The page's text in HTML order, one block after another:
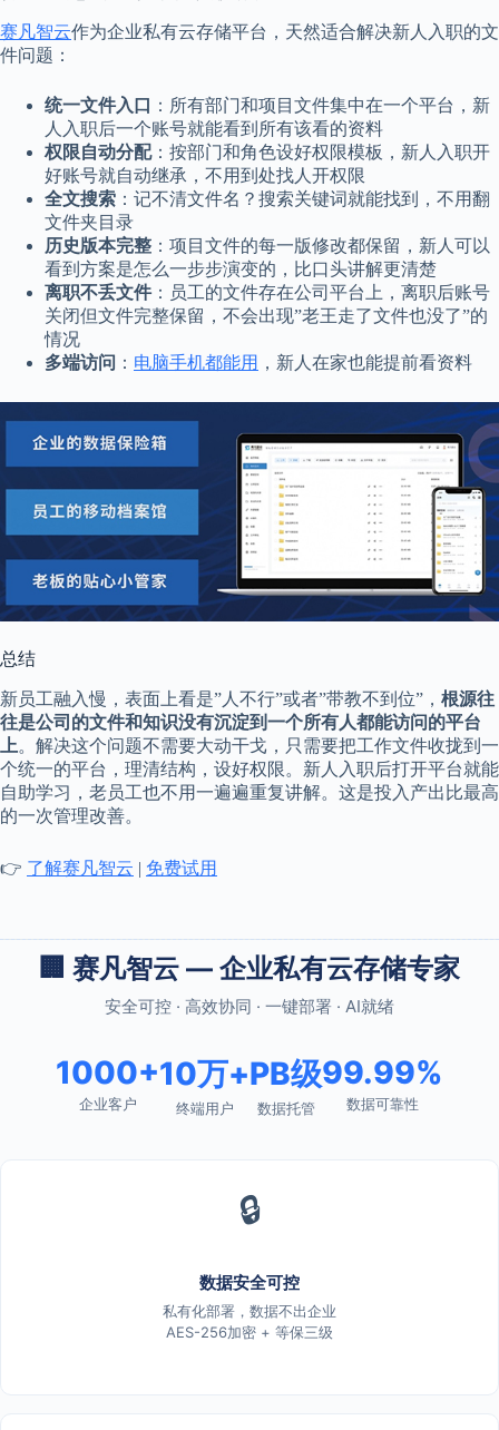
赛凡智云作为企业私有云存储平台，天然适合解决新人入职的文
件问题：
统一文件入口
：所有部门和项目文件集中在一个平台，新
人入职后一个账号就能看到所有该看的资料
权限自动分配：按部门和角色设好权限模板，新人入职开
好账号就自动继承，不用到处找人开权限
全文搜索 ：记不清文件名？搜索关键词就能找到，不用翻
文件夹目录
历史版本完整 ：项目文件的每一版修改都保留，新人可以
看到方案是怎么一步步演变的，比口头讲解更清楚
离职不丢文件：员工的文件存在公司平台上，离职后账号
关闭但文件完整保留，不会出现”老王走了文件也没了”的
情况
多端访问 ： 电脑手机都能用 ，新人在家也能提前看资料
总结
新员工融入慢，表面上看是”人不行”或者”带教不到位”， 根源往
往是公司的文件和知识没有沉淀到一个所有人都能访问的平台
上。解决这个问题不需要大动干戈，只需要把工作文件收拢到一
个统一的平台，理清结构，设好权限。新人入职后打开平台就能
自助学习，老员工也不用一遍遍重复讲解。这是投入产出比最高
的一次管理改善。
👉 了解赛凡智云 | 免费试用
🏢 赛凡智云 — 企业私有云存储专家
安全可控 · 高效协同 · 一键部署 · AI就绪
1000+
企业客户
10万+
终端用户
PB级
数据托管
99.99%
数据可靠性
🔒
数据安全可控
私有化部署，数据不出企业
AES-256加密 + 等保三级